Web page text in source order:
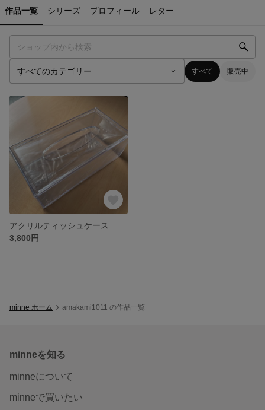
作品一覧 シリーズ プロフィール レター
すべて 販売中
アクリルティッシュケース
3,800円
minne ホーム amakami1011 の作品一覧
minneを知る
minneについて
minneで買いたい